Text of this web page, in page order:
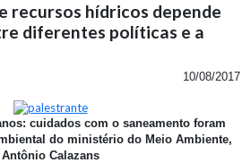
recursos hídricos depende
diferentes políticas e a
10/08/2017
cuidados com o saneamento foram
do ministério do Meio Ambiente,
Antônio Calazans